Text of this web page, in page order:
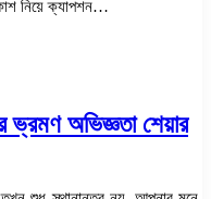
নিয়ে ক্যাপশন…
অভিজ্ঞতা শেয়ার